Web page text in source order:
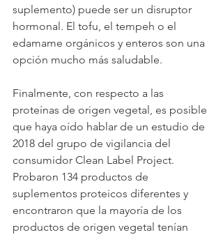
suplemento) puede ser un disruptor
hormonal. El tofu, el tempeh o el
edamame orgánicos y enteros son una
opción mucho más saludable.
Finalmente, con respecto a las
proteínas de origen vegetal, es posible
que haya oído hablar de un estudio de
2018 del grupo de vigilancia del
consumidor Clean Label Project.
Probaron 134 productos de
suplementos proteicos diferentes y
encontraron que la mayoría de los
productos de origen vegetal tenían